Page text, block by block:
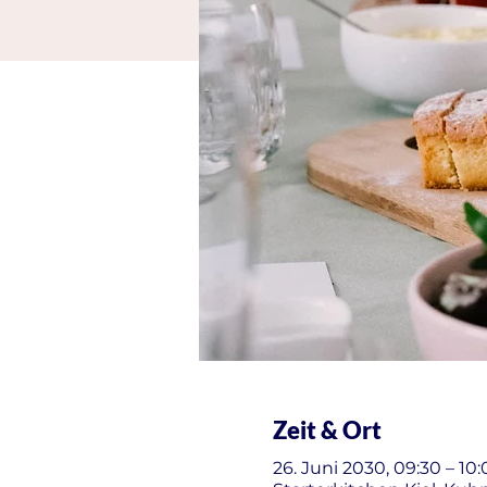
Zeit & Ort
26. Juni 2030, 09:30 –